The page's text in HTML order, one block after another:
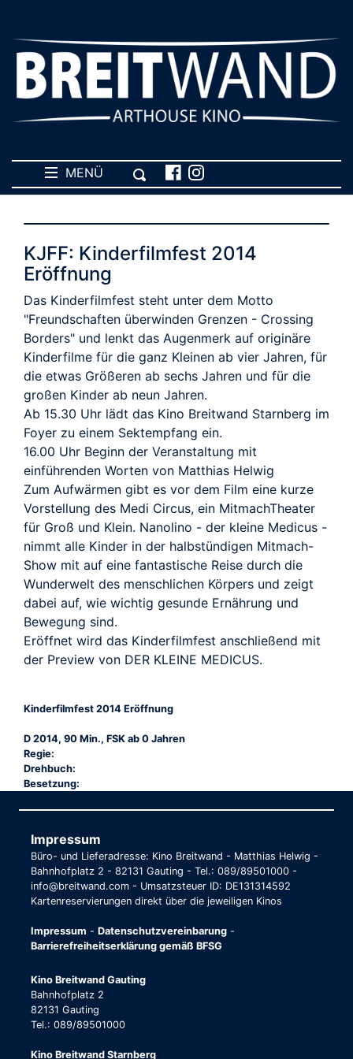
MENÜ
TRAILER
KJFF: Kinderfilmfest 2014
Eröffnung
Das Kinderfilmfest steht unter dem Motto
"Freundschaften überwinden Grenzen - Crossing
Borders" und lenkt das Augenmerk auf originäre
Kinderfilme für die ganz Kleinen ab vier Jahren, für
die etwas Größeren ab sechs Jahren und für die
großen Kinder ab neun Jahren.
Ab 15.30 Uhr lädt das Kino Breitwand Starnberg im
Foyer zu einem Sektempfang ein.
16.00 Uhr Beginn der Veranstaltung mit
einführenden Worten von Matthias Helwig
Zum Aufwärmen gibt es vor dem Film eine kurze
Vorstellung des Medi Circus, ein MitmachTheater
für Groß und Klein. Nanolino - der kleine Medicus -
nimmt alle Kinder in der halbstündigen Mitmach-
Show mit auf eine fantastische Reise durch die
Wunderwelt des menschlichen Körpers und zeigt
dabei auf, wie wichtig gesunde Ernährung und
Bewegung sind.
Eröffnet wird das Kinderfilmfest anschließend mit
der Preview von DER KLEINE MEDICUS.
Kinderfilmfest 2014 Eröffnung
D 2014, 90 Min., FSK ab 0 Jahren
Regie:
Drehbuch:
Besetzung:
Impressum
Büro- und Lieferadresse: Kino Breitwand - Matthias Helwig -
Bahnhofplatz 2 - 82131 Gauting - Tel.: 089/89501000 -
info@breitwand.com - Umsatzsteuer ID: DE131314592
Kartenreservierungen direkt über die jeweiligen Kinos
Impressum - Datenschutzvereinbarung -
Barrierefreiheitserklärung gemäß BFSG
Kino Breitwand Gauting
Bahnhofplatz 2
82131 Gauting
Tel.: 089/89501000
Kino Breitwand Starnberg